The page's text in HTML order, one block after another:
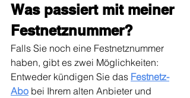
Was passiert mit meiner
Festnetznummer?
Falls Sie noch eine Festnetznummer
haben, gibt es zwei Möglichkeiten:
Entweder kündigen Sie das Festnetz-
Abo bei Ihrem alten Anbieter und